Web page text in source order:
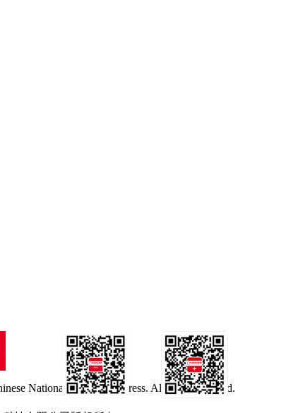
订阅号
National Geography Press. All rights reserved.